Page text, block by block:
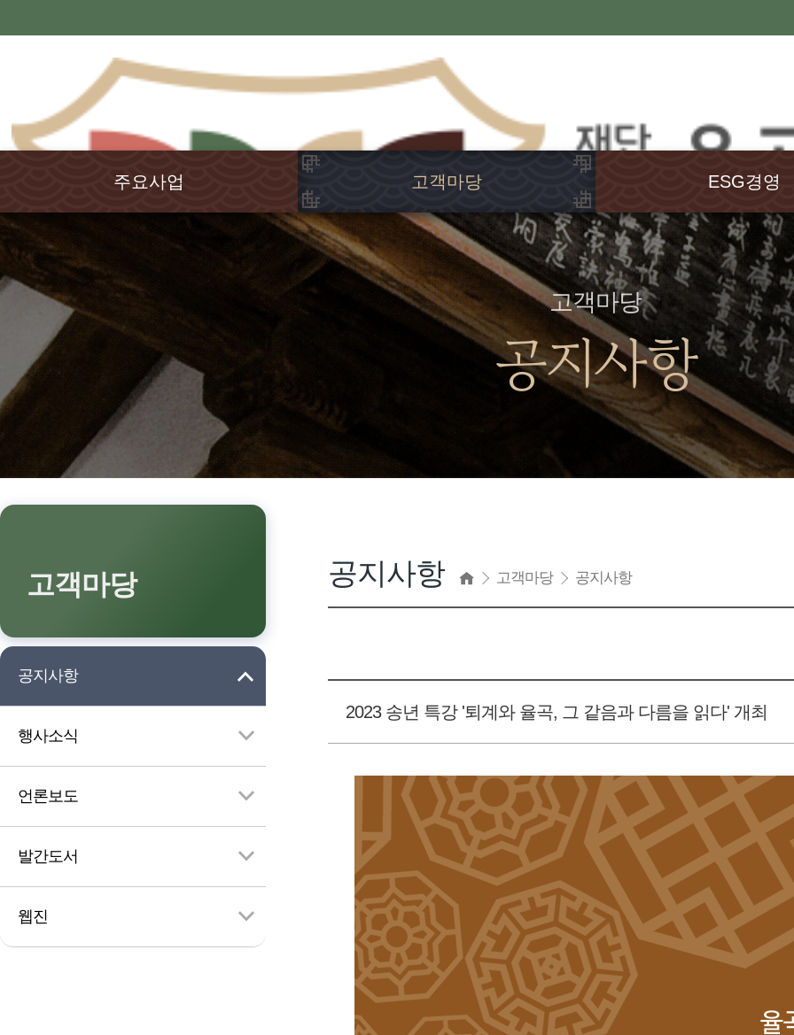
주요사업
율곡학
전통문화
고객마당
공지사항
행사소식
언론보도
발간도서
ESG경영
윤리경영
고객헌장
인권경영
경영공시
고객마당
공지사항
고객마당
공지사항
행사소식
언론보도
발간도서
웹진
공지사항 고객마당 공지사항
2023 송년 특강 '퇴계와 율곡, 그 같음과 다름을 읽다' 개최